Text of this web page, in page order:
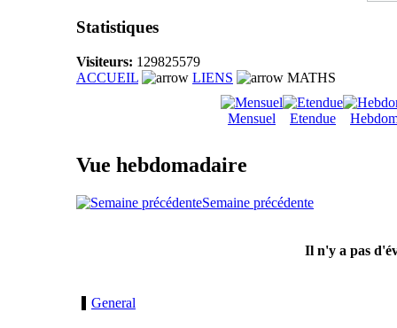
Statistiques
Visiteurs: 129825579
ACCUEIL
LIENS MATHS
Mensuel Etendue
Vue hebdomadaire
Semaine précédente
Il n'y a pas
General